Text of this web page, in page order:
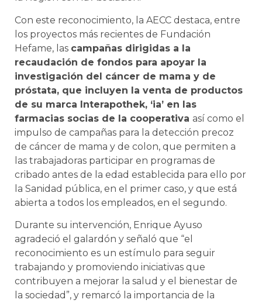
Con este reconocimiento, la AECC destaca, entre
los proyectos más recientes de Fundación
Hefame, las campañas dirigidas a la
recaudación de fondos para apoyar la
investigación del cáncer de mama y de
próstata, que incluyen la venta de productos
de su marca Interapothek, ‘ia’ en las
farmacias socias de la cooperativa así como el
impulso de campañas para la detección precoz
de cáncer de mama y de colon, que permiten a
las trabajadoras participar en programas de
cribado antes de la edad establecida para ello por
la Sanidad pública, en el primer caso, y que está
abierta a todos los empleados, en el segundo.
Durante su intervención, Enrique Ayuso
agradeció el galardón y señaló que “el
reconocimiento es un estímulo para seguir
trabajando y promoviendo iniciativas que
contribuyen a mejorar la salud y el bienestar de
la sociedad”, y remarcó la importancia de la